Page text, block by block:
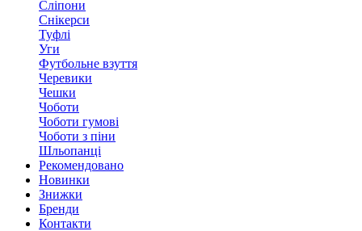
Сліпони
Снікерси
Туфлі
Уги
Футбольне взуття
Черевики
Чешки
Чоботи
Чоботи гумові
Чоботи з піни
Шльопанці
Рекомендовано
Новинки
Знижки
Бренди
Контакти